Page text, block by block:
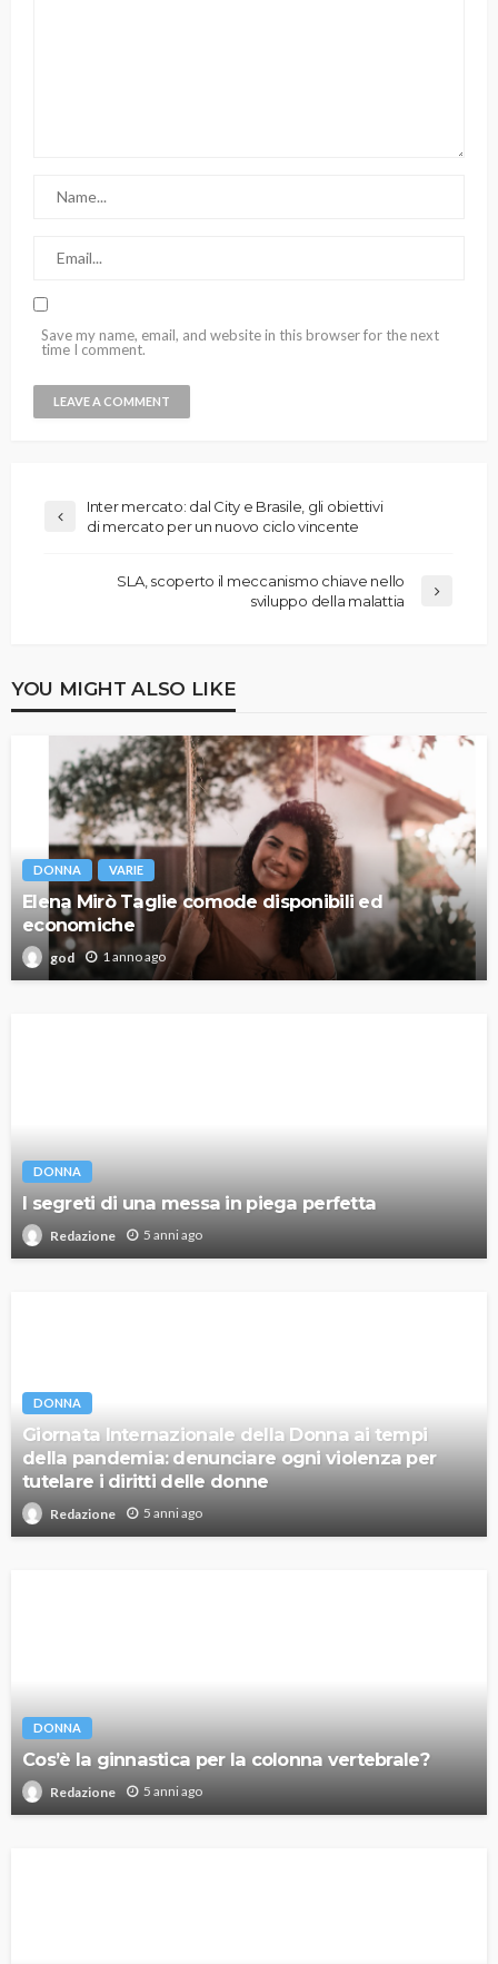
Save my name, email, and website in this browser for the next
time I comment.
Inter mercato: dal City e Brasile, gli obiettivi
di mercato per un nuovo ciclo vincente
SLA, scoperto il meccanismo chiave nello
sviluppo della malattia
YOU MIGHT ALSO LIKE
DONNA VARIE
Elena Mirò Taglie comode disponibili ed
economiche
god 1 anno ago
DONNA
I segreti di una messa in piega perfetta
Redazione 5 anni ago
DONNA
Giornata Internazionale della Donna ai tempi
della pandemia: denunciare ogni violenza per
tutelare i diritti delle donne
Redazione 5 anni ago
DONNA
Cos’è la ginnastica per la colonna vertebrale?
Redazione 5 anni ago